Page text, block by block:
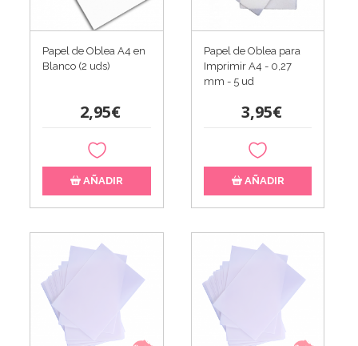
Papel de Oblea A4 en
Blanco (2 uds)
2,95€
AÑADIR
Papel de Oblea para
Imprimir A4 - 0,27
mm - 5 ud
3,95€
AÑADIR